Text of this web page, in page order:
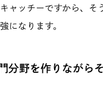
ャッチーですから、そ
になります。
分野を作りながら